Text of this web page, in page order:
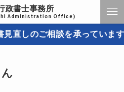
政書士事務所
Administration Office)
のご相談を承っています。